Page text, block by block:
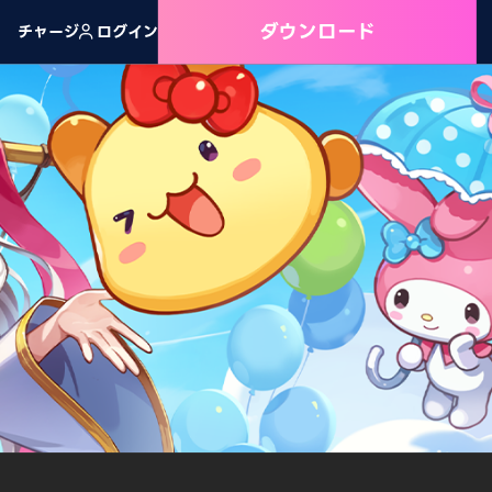
チャージ ログイン ダウンロード